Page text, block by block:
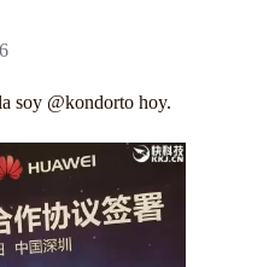
soy @kondorto hoy.